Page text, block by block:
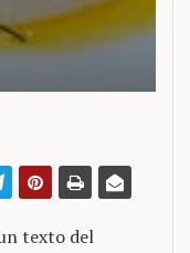
texto del